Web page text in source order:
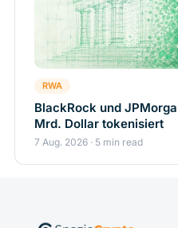
RWA
BlackRock und
Mrd. Dollar tokenisiert
7 Aug. 2026 · 5 min read